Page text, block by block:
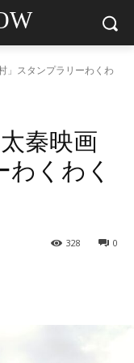
」スタンプラリーわくわ
秦映画
くわく
0
328